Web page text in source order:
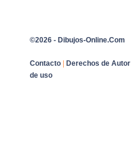
©2026 - Dibujos-Online.Com
Contacto | Derechos de Autor
de uso